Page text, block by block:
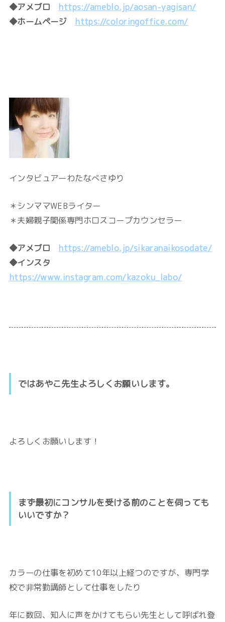
◆アメブロ
https://ameblo.jp/aosan-yagisan/
◆ホームページ https://coloringoffice.com/
インタビュアーわたなべさゆり
＊シンママWEBライター
＊夫婦親子関係専門ホロスコープカウンセラー
◆アメブロ https://ameblo.jp/sikaranaikosodate/
◆インスタ
https://www.instagram.com/kazoku_labo/
ではあやこ先生よろしくお願いします。
よろしくお願いします！
まず最初にコンサルを受ける前のことを伺っても
いいですか？
カラーの仕事を初めて10年以上経つのですが、専門学
校で非常勤講師として仕事をしたり
年に数回、知人に声をかけてもらい先生として呼ばれ登